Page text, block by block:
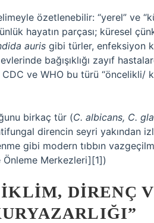
özetlenebilir: “yerel” ve
hayatın parçası; küresel
auris gibi türler, enfeksiyon
bağışıklığı zayıf
ve WHO bu türü “öncelikli/
birkaç tür (C. albicans, C.
direncin seyri yakından
gibi modern tıbbın
Önleme Merkezleri][1])
DIRENÇ